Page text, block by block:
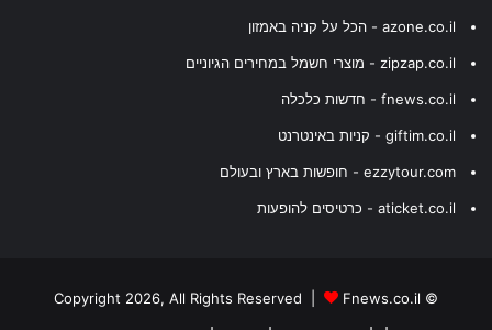
azone.co.il - הכל על קניה באמזון
zipzap.co.il - מוצרי חשמל במחירים הגיוניים
fnews.co.il - חדשות כלכלה
giftim.co.il - קניות באינטרנט
ezzytour.com - חופשות בארץ ובעולם
aticket.co.il - כרטיסים להופעות
© Copyright 2026, All Rights Reserved |
Fnews.co.il